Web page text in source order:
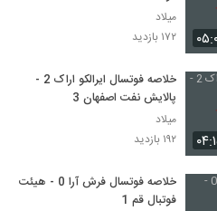
میلاد
۱۷۲ بازدید
خلاصه فوتسال ایرالکو اراک 2 -
پالایش نفت اصفهان 3
میلاد
۱۹۲ بازدید
خلاصه فوتسال فرش آرا 0 - هیئت
فوتبال قم 1